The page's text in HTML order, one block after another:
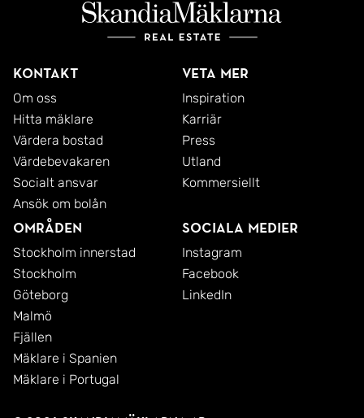
Kontakt
Om oss
Hitta mäklare
Värdera bostad
Värdebevakaren
Socialt ansvar
Ansök om bolån
Veta mer
Inspiration
Karriär
Press
Utland
Kommersiellt
Områden
Stockholm innerstad
Stockholm
Göteborg
Malmö
Fjällen
Mäklare i Spanien
Mäklare i Portugal
Sociala medier
Instagram
Facebook
LinkedIn